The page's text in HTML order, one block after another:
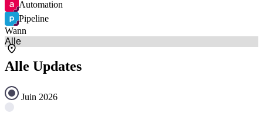
Automation
Pipeline
Wann
Alle Updates
Juin 2026